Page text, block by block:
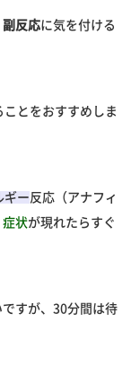
副反応に気を付ける
ことをおすすめしま
ギー 反応（アナフィ
症状が現れたらすぐ
すが、30分間は待